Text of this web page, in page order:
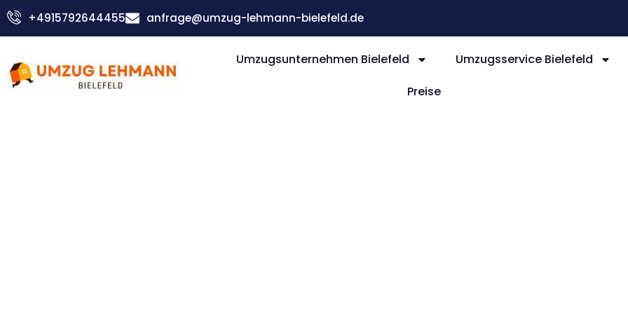
Zum
Inhalt
+4915792644455 anfrage@umzug-lehmann-bielefeld.de
Umzugsunternehmen Bielefeld
Umzugsservice Bielefeld
Preise